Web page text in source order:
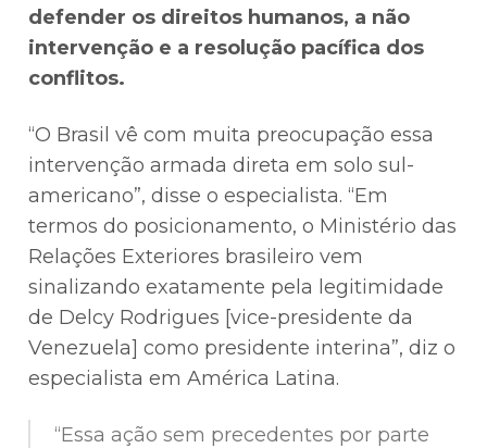
defender os direitos humanos, a não
intervenção e a resolução pacífica dos
conflitos.
“O Brasil vê com muita preocupação essa
intervenção armada direta em solo sul-
americano”, disse o especialista. “Em
termos do posicionamento, o Ministério das
Relações Exteriores brasileiro vem
sinalizando exatamente pela legitimidade
de Delcy Rodrigues [vice-presidente da
Venezuela] como presidente interina”, diz o
especialista em América Latina.
“Essa ação sem precedentes por parte